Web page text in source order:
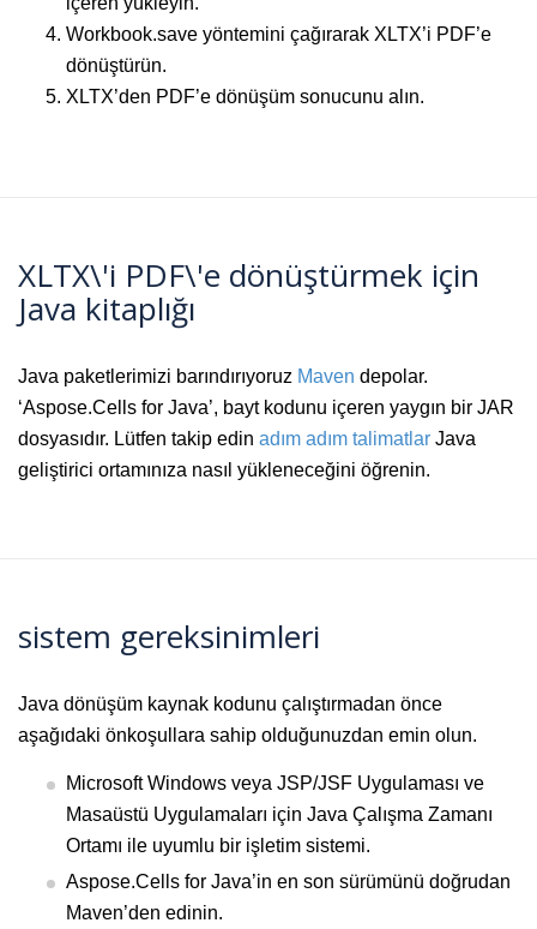
Workbook.save yöntemini çağırarak XLTX’i PDF’e
dönüştürün.
XLTX’den PDF’e dönüşüm sonucunu alın.
XLTX\'i PDF\'e dönüştürmek için
Java kitaplığı
Java paketlerimizi barındırıyoruz Maven depolar.
‘Aspose.Cells for Java’, bayt kodunu içeren yaygın bir JAR
dosyasıdır. Lütfen takip edin adım adım talimatlar Java
geliştirici ortamınıza nasıl yükleneceğini öğrenin.
sistem gereksinimleri
Java dönüşüm kaynak kodunu çalıştırmadan önce
aşağıdaki önkoşullara sahip olduğunuzdan emin olun.
Microsoft Windows veya JSP/JSF Uygulaması ve
Masaüstü Uygulamaları için Java Çalışma Zamanı
Ortamı ile uyumlu bir işletim sistemi.
Aspose.Cells for Java’in en son sürümünü doğrudan
Maven’den edinin.